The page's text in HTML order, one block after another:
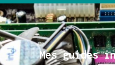
Mes guides